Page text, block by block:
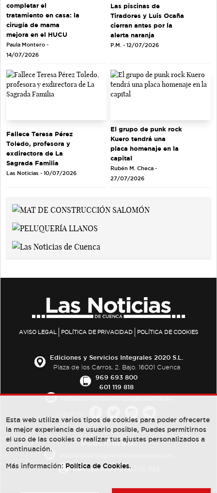
completar el
tratamiento en casa: la
cirugía de mama
mejora en el HUCU
Paula Montero -
14/07/2026
Las piscinas de
Tiradores y Luis Ocaña
cierran antes por la
alerta naranja
P.M. - 12/07/2026
Fallece Teresa Pérez
Toledo, profesora y
exdirectora de La
Sagrada Familia
Las Noticias - 10/07/2026
El grupo de punk rock
Kuero tendrá una
placa homenaje en la
capital
Rubén M. Checa -
27/07/2026
AVISO LEGAL POLÍTICA DE PRIVACIDAD POLÍTICA DE COOKIES
Ediciones y Servicios Integrales 2020 S.L.
Plaza de los Carros, 2. Bajo. 16001 Cuenca
969 693 800
601 119 818
PUBLICIDAD:
684 126 573/670 726 392
Esta web utiliza varios tipos de cookies para poder ofrecerte
la mejor experiencia de usuario posible, Puedes permitirnos
el uso de las cookies o realizar tus ajustes personalizados a
continuación.
Más información: Política de Cookies.